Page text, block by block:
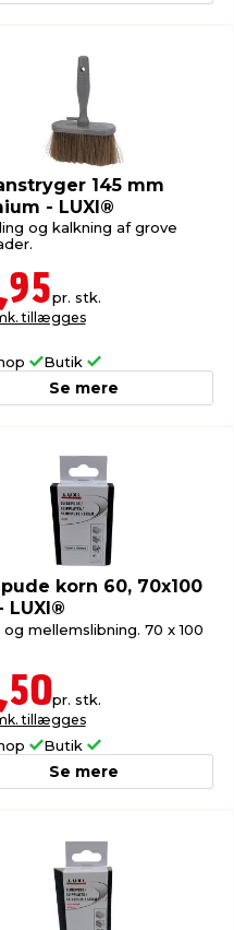
145 mm
- LUXI®
og kalkning af grove
pr. stk.
tillægges
Butik
Se mere
korn 60, 70x100
LUXI®
mellemslibning. 70 x 100
pr. stk.
tillægges
Butik
Se mere